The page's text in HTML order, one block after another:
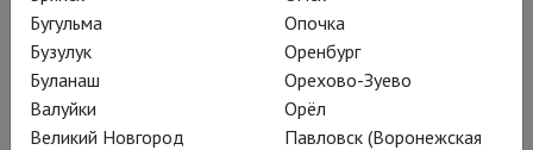
Вадим Рутковский
Цирк в храме
Бугульма
Бузулук
Буланаш
Валуйки
Великий Новгород
Опочка
Оренбург
Орехово-Зуево
Орёл
Павловск (Воронежская